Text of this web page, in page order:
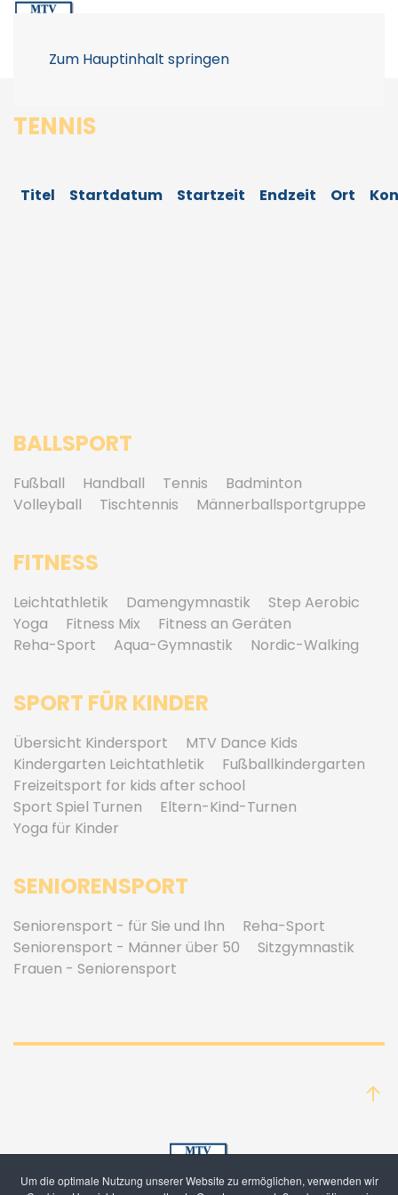
Um die optimale Nutzung unserer Website zu ermöglichen, verwenden wir
Zum Hauptinhalt springen
TENNIS
Titel Startdatum Startzeit Endzeit Ort
BALLSPORT
Fußball Handball Tennis
Badminton
Volleyball
Tischtennis Männerballsportgruppe
FITNESS
Leichtathletik Damengymnastik
Step Aerobic
Yoga
Fitness Mix
Fitness an Geräten
Reha-Sport
Aqua-Gymnastik Nordic-Walking
SPORT FÜR KINDER
Übersicht Kindersport
MTV Dance Kids
Kindergarten Leichtathletik
Fußballkindergarten
Freizeitsport for kids after school
Sport Spiel Turnen
Eltern-Kind-Turnen
Yoga für Kinder
SENIORENSPORT
Seniorensport - für Sie und Ihn
Reha-Sport
Seniorensport - Männer über 50
Sitzgymnastik
Frauen - Seniorensport